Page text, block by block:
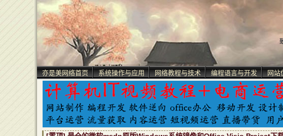
亦是美网络首页 系统操作与应用 网络教程与技术 编程语言与开发 网站